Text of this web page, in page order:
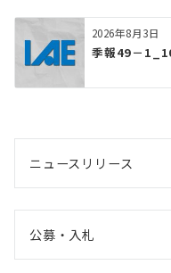
2026年8月3日
季報49－
ニュースリリース
公募・入札